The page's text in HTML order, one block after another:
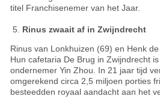
titel Franchisenemer van het Jaar.
Rinus zwaait af in Zwijndrecht
Rinus van Lonkhuizen (69) en Henk
Hun cafetaria De Brug in Zwijndrecht
ondernemer Yin Zhou. In 21 jaar tijd
omgerekend circa 2,5 miljoen porties
besteedden royaal aandacht aan het